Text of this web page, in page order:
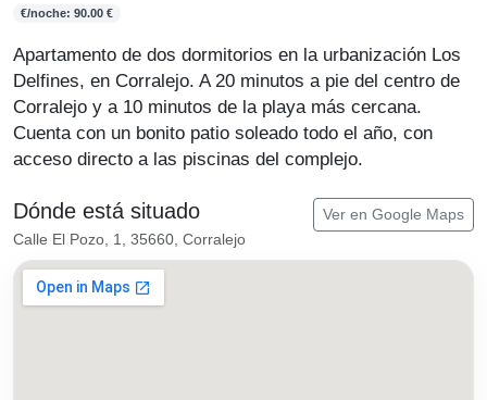
€/noche: 90.00 €
Apartamento de dos dormitorios en la urbanización Los
Delfines, en Corralejo. A 20 minutos a pie del centro de
Corralejo y a 10 minutos de la playa más cercana.
Cuenta con un bonito patio soleado todo el año, con
acceso directo a las piscinas del complejo.
Dónde está situado
Calle El Pozo, 1, 35660, Corralejo
Ver en Google Maps